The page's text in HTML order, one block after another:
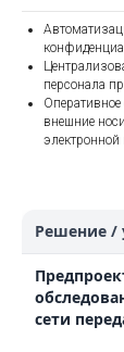
персонала
внешние
электронной
Решение /
сети